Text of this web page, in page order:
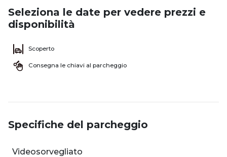
Seleziona le date per vedere prezzi e
disponibilità
Scoperto
Consegna le chiavi al parcheggio
Specifiche del parcheggio
Videosorvegliato